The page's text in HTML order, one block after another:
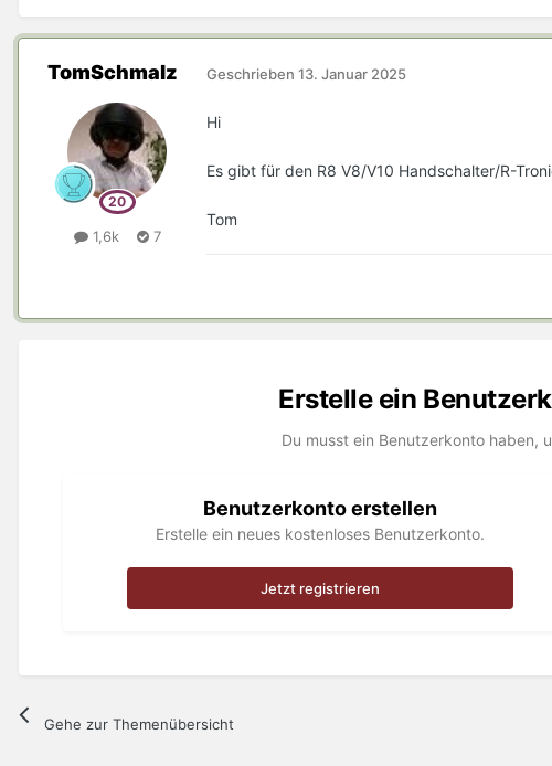
TomSchmalz
1,6k 7
Geschrieben 13. Januar 2025
Hi
Es gibt für den R8 V8/V10 Handschalter/R-
Tom
Erstelle ein
Du musst ein Benutzerkonto haben,
Benutzerkonto erstellen
Erstelle ein neues kostenloses Benutzerkonto.
Jetzt registrieren
Gehe zur Themenübersicht